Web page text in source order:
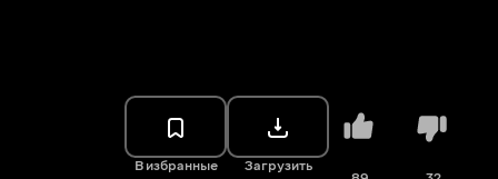
В избранные Загрузить